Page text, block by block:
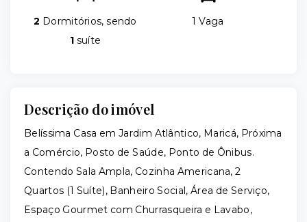
2 Dormitórios, sendo
1 suíte
1 Vaga
Descrição do imóvel
Belíssima Casa em Jardim Atlântico, Maricá, Próxima
a Comércio, Posto de Saúde, Ponto de Ônibus.
Contendo Sala Ampla, Cozinha Americana, 2
Quartos (1 Suíte), Banheiro Social, Área de Serviço,
Espaço Gourmet com Churrasqueira e Lavabo,